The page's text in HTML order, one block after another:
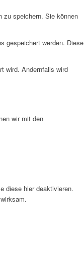
zu speichern. Sie können
gespeichert werden. Diese
wird. Andernfalls wird
wir mit den
diese hier deaktivieren.